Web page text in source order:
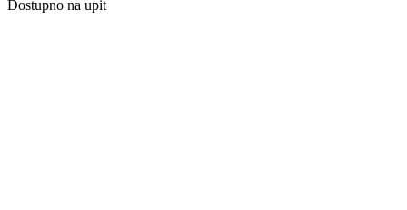
Dostupno na upit